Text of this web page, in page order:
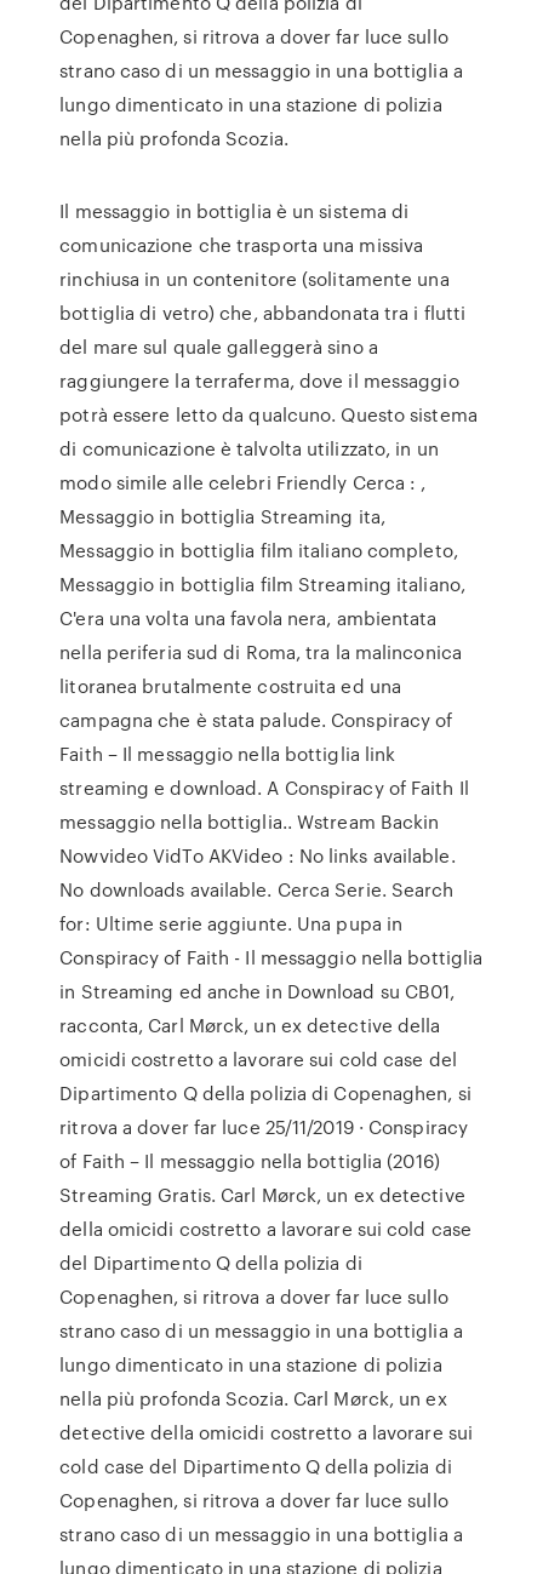
Copenaghen, si ritrova a dover far luce sullo
strano caso di un messaggio in una bottiglia a
lungo dimenticato in una stazione di polizia
nella più profonda Scozia.
Il messaggio in bottiglia è un sistema di
comunicazione che trasporta una missiva
rinchiusa in un contenitore (solitamente una
bottiglia di vetro) che, abbandonata tra i flutti
del mare sul quale galleggerà sino a
raggiungere la terraferma, dove il messaggio
potrà essere letto da qualcuno. Questo sistema
di comunicazione è talvolta utilizzato, in un
modo simile alle celebri Friendly Cerca : ,
Messaggio in bottiglia Streaming ita,
Messaggio in bottiglia film italiano completo,
Messaggio in bottiglia film Streaming italiano,
C'era una volta una favola nera, ambientata
nella periferia sud di Roma, tra la malinconica
litoranea brutalmente costruita ed una
campagna che è stata palude. Conspiracy of
Faith – Il messaggio nella bottiglia link
streaming e download. A Conspiracy of Faith Il
messaggio nella bottiglia.. Wstream Backin
Nowvideo VidTo AKVideo : No links available.
No downloads available. Cerca Serie. Search
for: Ultime serie aggiunte. Una pupa in
Conspiracy of Faith - Il messaggio nella bottiglia
in Streaming ed anche in Download su CB01,
racconta, Carl Mørck, un ex detective della
omicidi costretto a lavorare sui cold case del
Dipartimento Q della polizia di Copenaghen, si
ritrova a dover far luce 25/11/2019 · Conspiracy
of Faith – Il messaggio nella bottiglia (2016)
Streaming Gratis. Carl Mørck, un ex detective
della omicidi costretto a lavorare sui cold case
del Dipartimento Q della polizia di
Copenaghen, si ritrova a dover far luce sullo
strano caso di un messaggio in una bottiglia a
lungo dimenticato in una stazione di polizia
nella più profonda Scozia. Carl Mørck, un ex
detective della omicidi costretto a lavorare sui
cold case del Dipartimento Q della polizia di
Copenaghen, si ritrova a dover far luce sullo
strano caso di un messaggio in una bottiglia a
lungo dimenticato in una stazione di polizia